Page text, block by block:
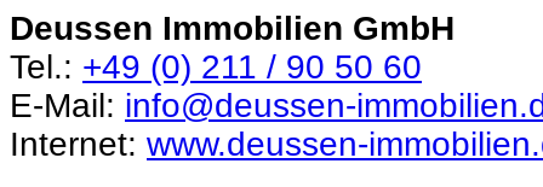
Deussen Immobilien GmbH
Tel.: +49 (0) 211 / 90 50 60
E-Mail: info@deussen-
Internet: www.deussen-